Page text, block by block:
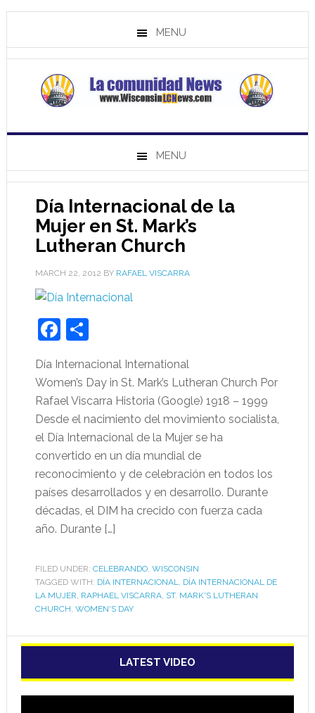
MENU
MENU
Día Internacional de la
Mujer en St. Mark’s
Lutheran Church
MARCH 22, 2012 BY RAFAEL VISCARRA
Facebook
Share
Día Internacional International
Women’s Day in St. Mark’s Lutheran Church Por
Rafael Viscarra Historia (Google) 1918 – 1999
Desde el nacimiento del movimiento socialista,
el Día Internacional de la Mujer se ha
convertido en un día mundial de
reconocimiento y de celebración en todos los
países desarrollados y en desarrollo. Durante
décadas, el DIM ha crecido con fuerza cada
año. Durante […]
FILED UNDER: CELEBRANDO, WISCONSIN
TAGGED WITH: DÍA INTERNACIONAL, DÍA INTERNACIONAL DE
LA MUJER, RAPHAEL VISCARRA, ST. MARK'S LUTHERAN
CHURCH, WOMEN'S DAY
LATEST VIDEO